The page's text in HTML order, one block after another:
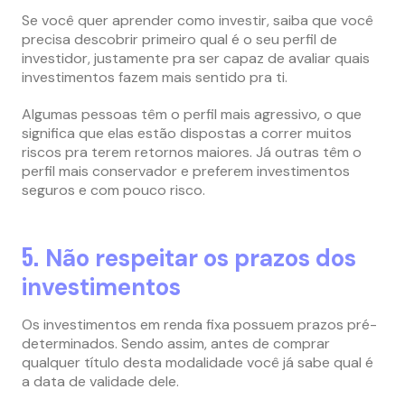
Se você quer aprender como investir, saiba que você
precisa descobrir primeiro qual é o seu perfil de
investidor, justamente pra ser capaz de avaliar quais
investimentos fazem mais sentido pra ti.
Algumas pessoas têm o perfil mais agressivo, o que
significa que elas estão dispostas a correr muitos
riscos pra terem retornos maiores. Já outras têm o
perfil mais conservador e preferem investimentos
seguros e com pouco risco.
5. Não respeitar os prazos dos
investimentos
Os investimentos em renda fixa possuem prazos pré-
determinados. Sendo assim, antes de comprar
qualquer título desta modalidade você já sabe qual é
a data de validade dele.